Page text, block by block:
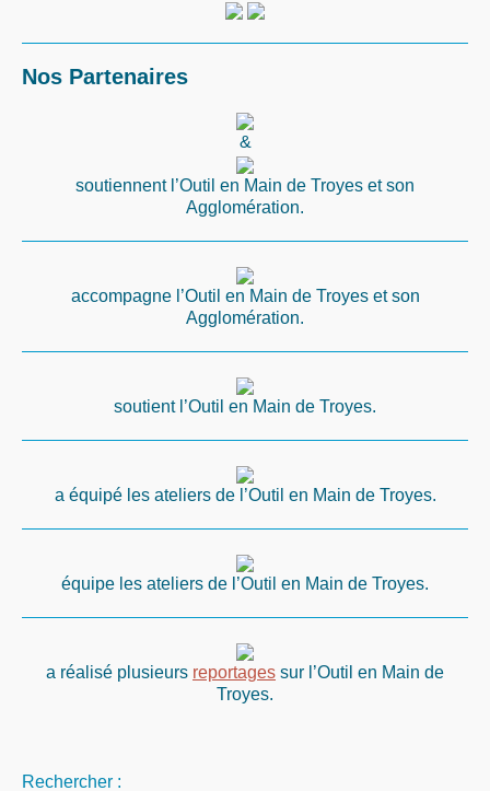
Nos Partenaires
&
soutiennent l’Outil en Main de Troyes et son
Agglomération.
accompagne l’Outil en Main de Troyes et son
Agglomération.
soutient l’Outil en Main de Troyes.
a équipé les ateliers de l’Outil en Main de Troyes.
équipe les ateliers de l’Outil en Main de Troyes.
a réalisé plusieurs reportages sur l’Outil en Main de
Troyes.
Rechercher :